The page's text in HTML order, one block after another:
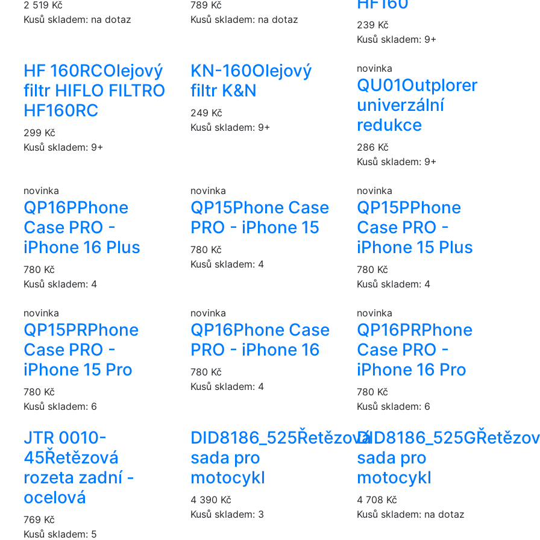
2 519 Kč
Kusů skladem: na dotaz
789 Kč
Kusů skladem: na dotaz
239 Kč
Kusů skladem: 9+
HF 160RCOlejový
filtr HIFLO FILTRO
HF160RC
299 Kč
Kusů skladem: 9+
KN-160Olejový
filtr K&N
249 Kč
Kusů skladem: 9+
novinka
QU01Outplorer
univerzální
redukce
286 Kč
Kusů skladem: 9+
novinka
QP16PPhone
Case PRO -
iPhone 16 Plus
780 Kč
Kusů skladem: 4
novinka
QP15Phone Case
PRO - iPhone 15
780 Kč
Kusů skladem: 4
novinka
QP15PPhone
Case PRO -
iPhone 15 Plus
780 Kč
Kusů skladem: 4
novinka
QP15PRPhone
Case PRO -
iPhone 15 Pro
780 Kč
Kusů skladem: 6
novinka
QP16Phone Case
PRO - iPhone 16
780 Kč
Kusů skladem: 4
novinka
QP16PRPhone
Case PRO -
iPhone 16 Pro
780 Kč
Kusů skladem: 6
JTR 0010-
45Řetězová
rozeta zadní -
ocelová
769 Kč
Kusů skladem: 5
DID8186_525Řetězová
sada pro
motocykl
4 390 Kč
Kusů skladem: 3
DID8186_525G
sada pro
motocykl
4 708 Kč
Kusů skladem: na dotaz